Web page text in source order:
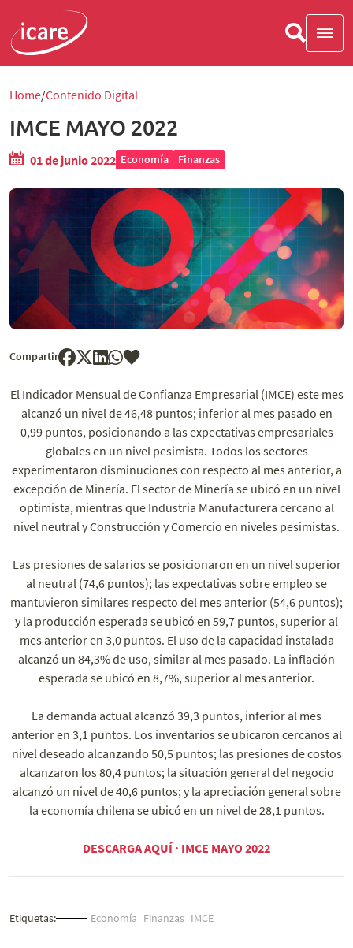
Home Contenido Digital
IMCE MAYO 2022
01 de junio 2022 Economía Finanzas
Compartir
El Indicador Mensual de Confianza Empresarial (IMCE) este mes
alcanzó un nivel de 46,48 puntos; inferior al mes pasado en
0,99 puntos, posicionando a las expectativas empresariales
globales en un nivel pesimista. Todos los sectores
experimentaron disminuciones con respecto al mes anterior, a
excepción de Minería. El sector de Minería se ubicó en un nivel
optimista, mientras que Industria Manufacturera cercano al
nivel neutral y Construcción y Comercio en niveles pesimistas.
Las presiones de salarios se posicionaron en un nivel superior
al neutral (74,6 puntos); las expectativas sobre empleo se
mantuvieron similares respecto del mes anterior (54,6 puntos);
y la producción esperada se ubicó en 59,7 puntos, superior al
mes anterior en 3,0 puntos. El uso de la capacidad instalada
alcanzó un 84,3% de uso, similar al mes pasado. La inflación
esperada se ubicó en 8,7%, superior al mes anterior.
La demanda actual alcanzó 39,3 puntos, inferior al mes
anterior en 3,1 puntos. Los inventarios se ubicaron cercanos al
nivel deseado alcanzando 50,5 puntos; las presiones de costos
alcanzaron los 80,4 puntos; la situación general del negocio
alcanzó un nivel de 40,6 puntos; y la apreciación general sobre
la economía chilena se ubicó en un nivel de 28,1 puntos.
DESCARGA AQUÍ · IMCE MAYO 2022
Etiquetas: Economía Finanzas IMCE